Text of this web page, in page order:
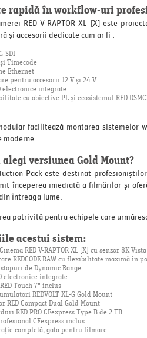
rapidă în workflow-uri
RED V-RAPTOR XL [X] este
și accesorii dedicate cum ar fi :
SDI
Timecode
Ethernet
pentru accesorii 12 V și 24 V
integrate
cu obiective PL și ecosistemul RED
facilitează montarea
alegi versiunea Gold Mount?
Pack este destinat
începerea imediată a filmărilor și
întreaga lume.
potrivită pentru echipele care
acestui sistem:
RED V-RAPTOR XL [X] cu senzor 8K
REDCODE RAW cu flexibilitate maximă în
de Dynamic Range
electronice integrate
Touch 7" inclus
REDVOLT XL-G Gold Mount
RED Compact Dual Gold Mount
RED PRO CFexpress Type B de 2 TB
CFexpress inclus
completă, gata pentru filmare